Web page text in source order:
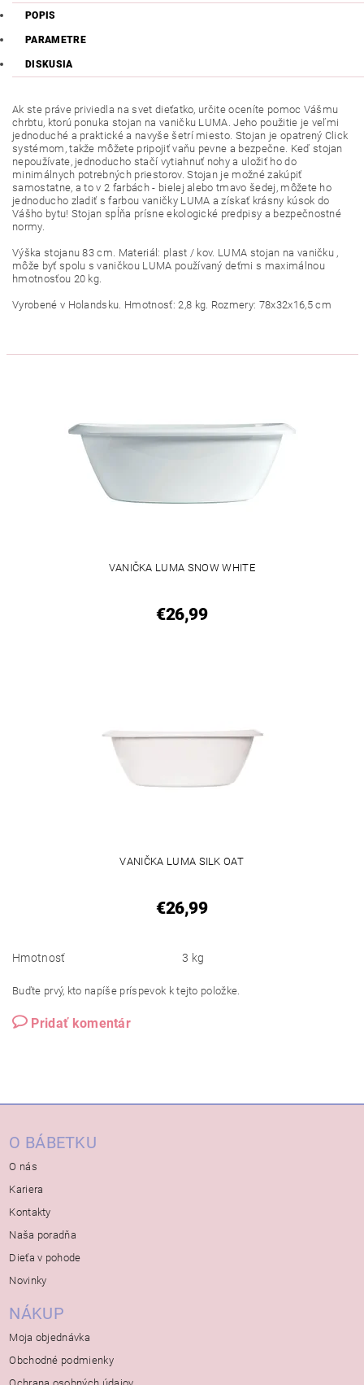
POPIS
PARAMETRE
DISKUSIA
Ak ste práve priviedla na svet dieťatko, určite oceníte pomoc Vášmu
chrbtu, ktorú ponuka stojan na vaničku LUMA. Jeho použitie je veľmi
jednoduché a praktické a navyše šetrí miesto. Stojan je opatrený Click
systémom, takže môžete pripojiť vaňu pevne a bezpečne. Keď stojan
nepoužívate, jednoducho stačí vytiahnuť nohy a uložiť ho do
minimálnych potrebných priestorov. Stojan je možné zakúpiť
samostatne, a to v 2 farbách - bielej alebo tmavo šedej, môžete ho
jednoducho zladiť s farbou vaničky LUMA a získať krásny kúsok do
Vášho bytu! Stojan spĺňa prísne ekologické predpisy a bezpečnostné
normy.
Výška stojanu 83 cm. Materiál: plast / kov. LUMA stojan na vaničku ,
môže byť spolu s vaničkou LUMA používaný deťmi s maximálnou
hmotnosťou 20 kg.
Vyrobené v Holandsku. Hmotnosť: 2,8 kg. Rozmery: 78x32x16,5 cm
VANIČKA LUMA SNOW WHITE
€26,99
VANIČKA LUMA SILK OAT
€26,99
Hmotnosť 3 kg
Buďte prvý, kto napíše príspevok k tejto položke.
Pridať komentár
O BÁBETKU
O nás
Kariera
Kontakty
Naša poradňa
Dieťa v pohode
Novinky
NÁKUP
Moja objednávka
Obchodné podmienky